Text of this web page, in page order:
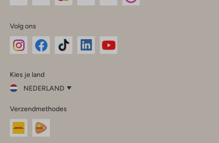
Volg ons
InstagramFacebook
Kies je land
NEDERLAND
je
land
Nederland
Verzendmethodes